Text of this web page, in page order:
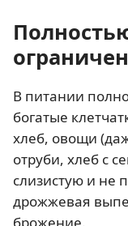
В питании
богатые
хлеб, овощи
отруби, хлеб с
слизистую и не
дрожжевая